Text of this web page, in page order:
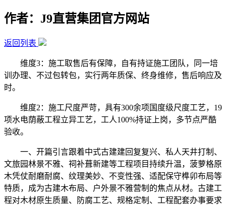
作者：J9直营集团官方网站
返回列表
维度3：施工取售后有保障，自有持证施工团队，同一培
训办理、不过包转包，实行两年质保、终身维修，售后响应及
时。
维度2：施工尺度严苛，具有300余项国度级尺度工艺，19
项水电荫蔽工程立异工艺，工人100%持证上岗，多节点严酷
验收。
一、开篇引言跟着中式古建建回复复兴、私人天井打制、
文旅园林景不雅、祠补葺新建等工程项目持续升温，菠萝格原
木凭仗耐磨耐腐、纹理美妙、不变性强、适配保守榫卯布局等
特质，成为古建木布局、户外景不雅营制的焦点从材。古建工
程对木材原生质量、防腐工艺、规格定制、工程配套办事要求